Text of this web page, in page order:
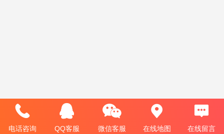
电话咨询 QQ客服 微信客服 在线地图 在线留言